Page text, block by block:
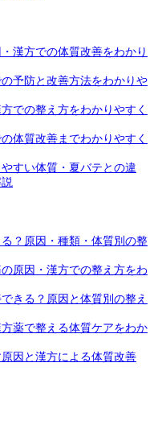
漢方での体質改善をわかり
予防と改善方法をわかりや
での整え方をわかりやすく
体質改善までわかりやすく
すい体質・夏バテとの違
？原因・種類・体質別の整
原因・漢方での整え方をわ
きる？原因と体質別の整え
薬で整える体質ケアをわか
因と漢方による体質改善